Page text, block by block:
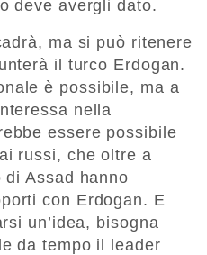
deve avergli dato.
ma si può ritenere
il turco Erdogan.
è possibile, ma a
nella
essere possibile
russi, che oltre a
Assad hanno
con Erdogan. E
un’idea, bisogna
da tempo il leader